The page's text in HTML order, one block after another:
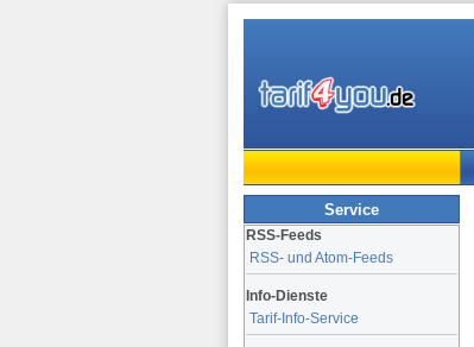
Service
RSS-Feeds
RSS- und Atom-Feeds
Info-Dienste
Tarif-Info-Service